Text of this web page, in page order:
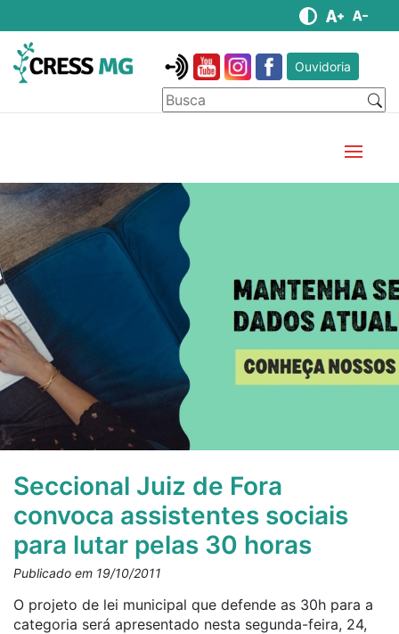
Ouvidoria
Seccional Juiz de Fora
convoca assistentes sociais
para lutar pelas 30 horas
Publicado em 19/10/2011
O projeto de lei municipal que defende as 30h para a
categoria será apresentado nesta segunda-feira, 24,